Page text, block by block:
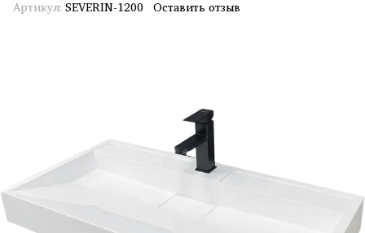
Артикул: SEVERIN-1200 Оставить отзыв